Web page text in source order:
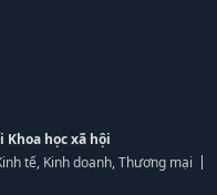
học xã hội
tế, Kinh doanh, Thương mại